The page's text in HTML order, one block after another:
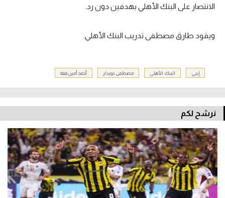
الانتصار على البنك الأهلي بهدفين دون رد.
ويقود طارق مصطفى تدريب البنك الأهلي.
إنبي البنك الأهلي مصطفى دويدار أحمد أمين قفة
نرشح لكم